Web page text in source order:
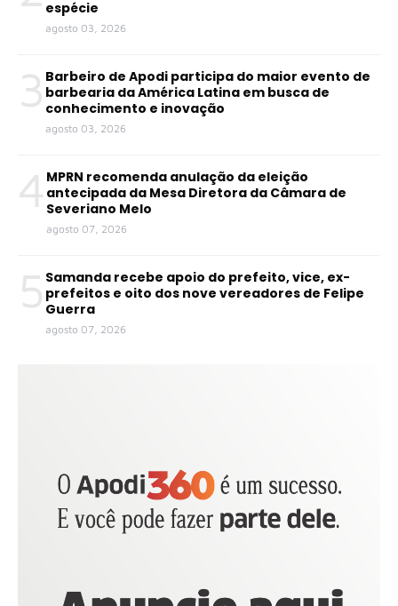
espécie
agosto 03, 2026
3 Barbeiro de Apodi participa do maior evento de
barbearia da América Latina em busca de
conhecimento e inovação
agosto 03, 2026
4 MPRN recomenda anulação da eleição
antecipada da Mesa Diretora da Câmara de
Severiano Melo
agosto 07, 2026
5 Samanda recebe apoio do prefeito, vice, ex-
prefeitos e oito dos nove vereadores de Felipe
Guerra
agosto 07, 2026